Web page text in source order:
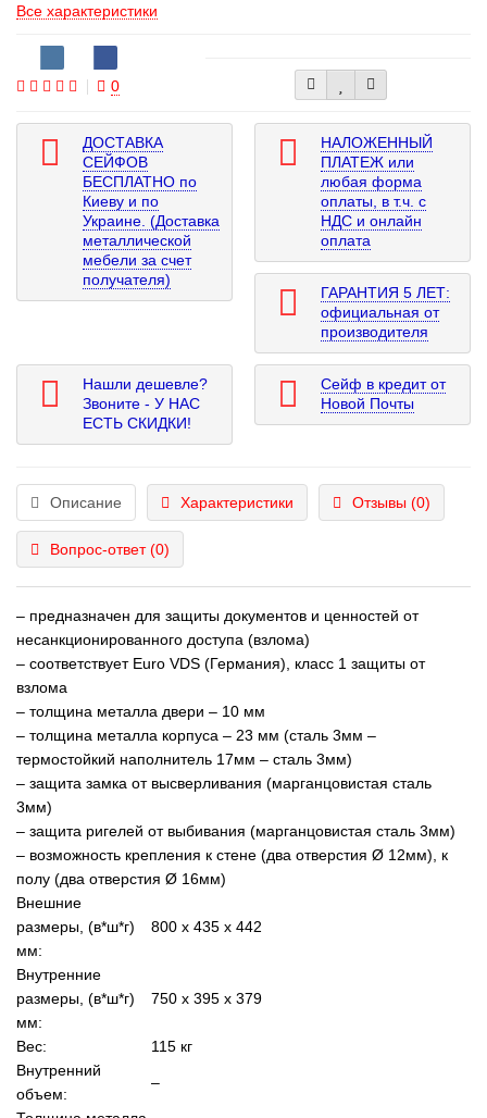
Все характеристики
0
ДОСТАВКА
СЕЙФОВ
БЕСПЛАТНО по
Киеву и по
Украине. (Доставка
металлической
мебели за счет
получателя)
НАЛОЖЕННЫЙ
ПЛАТЕЖ или
любая форма
оплаты, в т.ч. с
НДС и онлайн
оплата
ГАРАНТИЯ 5 ЛЕТ:
официальная от
производителя
Нашли дешевле?
Звоните - У НАС
ЕСТЬ СКИДКИ!
Сейф в кредит от
Новой Почты
Описание Характеристики Отзывы (0)
Вопрос-ответ(0)
– предназначен для защиты документов и ценностей от
несанкционированного доступа (взлома)
– соответствует Euro VDS (Германия), класс 1 защиты от
взлома
– толщина металла двери – 10 мм
– толщина металла корпуса – 23 мм (сталь 3мм –
термостойкий наполнитель 17мм – сталь 3мм)
– защита замка от высверливания (марганцовистая сталь
3мм)
– защита ригелей от выбивания (марганцовистая сталь 3мм)
– возможность крепления к стене (два отверстия Ø 12мм), к
полу (два отверстия Ø 16мм)
Внешние
размеры, (в*ш*г)
мм:
800 х 435 х 442
Внутренние
размеры, (в*ш*г)
мм:
750 х 395 х 379
Вес:
115 кг
Внутренний
объем:
–